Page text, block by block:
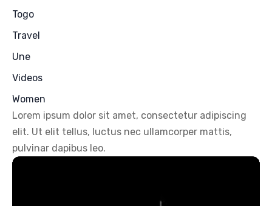
Togo
Travel
Une
Videos
Women
Lorem ipsum dolor sit amet, consectetur adipiscing
elit. Ut elit tellus, luctus nec ullamcorper mattis,
pulvinar dapibus leo.